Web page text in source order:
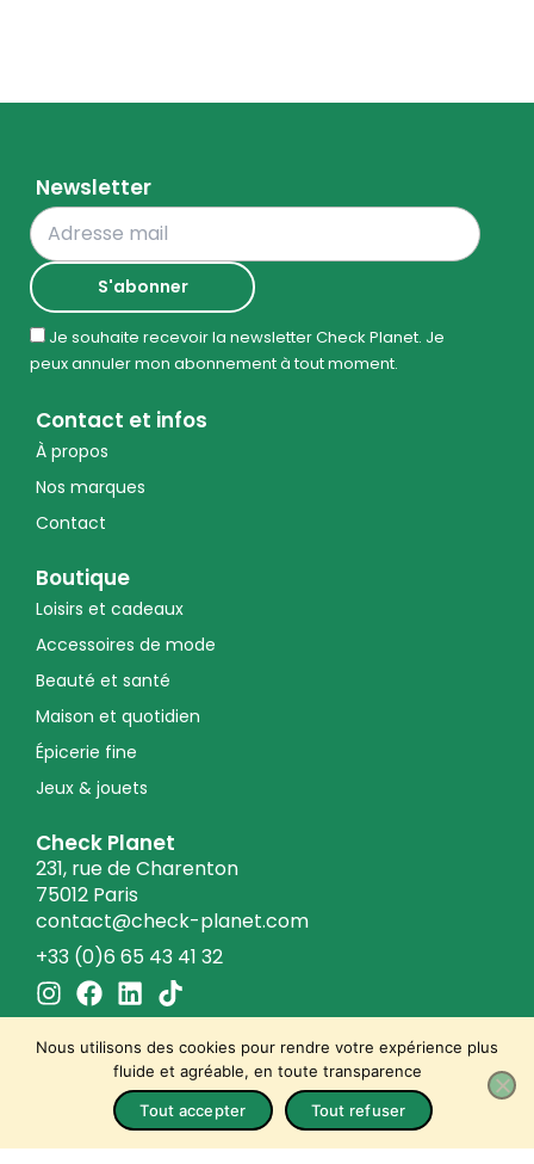
Check Planet
231, rue de Charenton
75012 Paris
contact@check-planet.com
+33 (0)6 65 43 41 32
I
n
s
r
F
a
c
o
L
i
n
k
e
d
i
T
i
k
t
o
k
Boutique
Loisirs et cadeaux
Accessoires de mode
Beauté et santé
Maison et quotidien
Épicerie fine
Jeux & jouets
Contact et infos
À propos
Nos marques
Contact
Newsletter
Je souhaite recevoir la newsletter Check Planet. Je
peux annuler mon abonnement à tout moment.
© 2026 Check Planet
Conditions générales de vente
Politique de confidentialité
Nous utilisons des cookies pour rendre votre expérience plus
fluide et agréable, en toute transparence
Tout accepter Tout refuser